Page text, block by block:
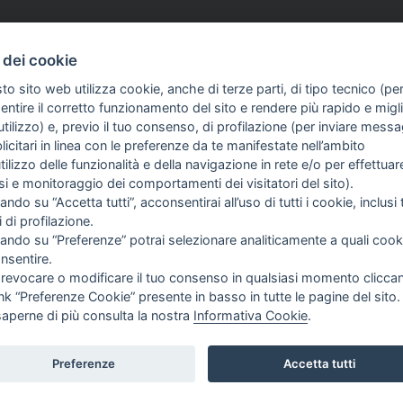
ed aventi la seguente natura: dispositivi medici e dispositivi medico – diagnostici in
e quant’altro) non hanno carattere né natura di pubblicità. Tutti i contenuti
in fase di preacquisto i prodotti venduti da RAM Apparecchi Medicali srl attraverso
SULL'AZIENDA
SIAMO
GUIDA AGLI ACQUISTI
PROCEDURA DI ACQUISTO
DIRITTO DI RECESSO
GESTIONE RESI
dei cookie
sito web utilizza cookie, anche di terze parti, di tipo tecnico (per
il corretto funzionamento del sito e rendere più rapido e
e, previo il tuo consenso, di profilazione (per inviare
in linea con le preferenze da te manifestate nell’ambito
delle funzionalità e della navigazione in rete e/o per
e monitoraggio dei comportamenti dei visitatori del sito).
su “Accetta tutti”, acconsentirai all’uso di tutti i cookie, inclusi
di profilazione.
su “Preferenze” potrai selezionare analiticamente a quali
revocare o modificare il tuo consenso in qualsiasi momento
“Preferenze Cookie” presente in basso in tutte le pagine del sito.
di più consulta la nostra Informativa Cookie.
Preferenze Accetta tutti